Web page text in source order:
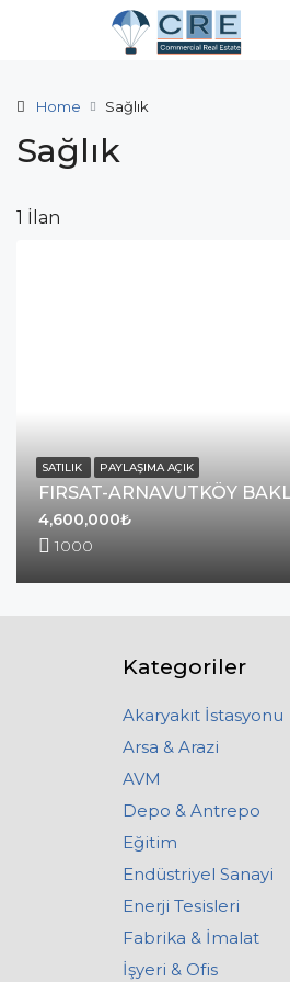
Home Sağlık
Sağlık
1 İlan
1000
4,600,000₺
SATILIK PAYLAŞIMA AÇIK
Kategoriler
Akaryakıt İstasyonu
Arsa & Arazi
AVM
Depo & Antrepo
Eğitim
Endüstriyel Sanayi
Enerji Tesisleri
Fabrika & İmalat
İşyeri & Ofis